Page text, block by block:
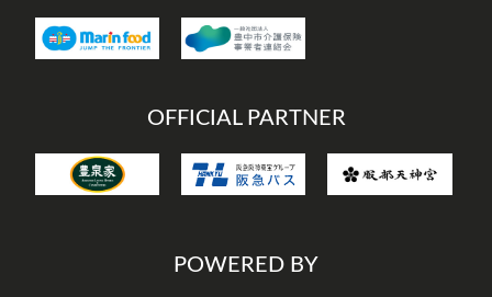
OFFICIAL PARTNER
POWERED BY